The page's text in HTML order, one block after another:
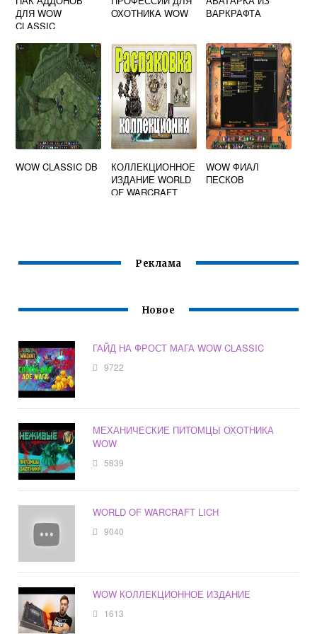
ДЛЯ WOW
CLASSIC
ОХОТНИКА WOW
ВАРКРАФТА
WOW CLASSIC DB
КОЛЛЕКЦИОННОЕ
ИЗДАНИЕ WORLD
OF WARCRAFT
WOW ФИАЛ
ПЕСКОВ
Реклама
Новое
ГАЙД НА ФРОСТ МАГА WOW CLASSIC
9722
МЕХАНИЧЕСКИЕ ПИТОМЦЫ ОХОТНИКА
WOW
5839
WORLD OF WARCRAFT LICH
9040
WOW КОЛЛЕКЦИОННОЕ ИЗДАНИЕ
1613